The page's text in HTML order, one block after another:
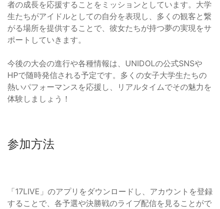
者の成長を応援することをミッションとしています。大学
生たちがアイドルとしての自分を表現し、多くの観客と繋
がる場所を提供することで、彼女たちが持つ夢の実現をサ
ポートしていきます。
今後の大会の進行や各種情報は、UNIDOLの公式SNSや
HPで随時発信される予定です。多くの女子大学生たちの
熱いパフォーマンスを応援し、リアルタイムでその魅力を
体験しましょう！
参加方法
「17LIVE」のアプリをダウンロードし、アカウントを登録
することで、各予選や決勝戦のライブ配信を見ることがで